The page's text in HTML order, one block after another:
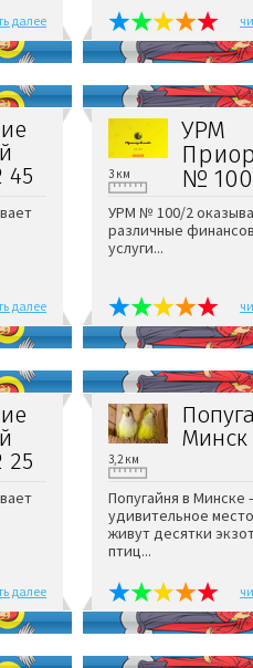
далее
45
далее
УРМ
№
3 км
УРМ № 100/2
различные
услуги...
25
далее
Минск
3,2 км
Попугайня в Минске
удивительное
живут десятки
птиц...